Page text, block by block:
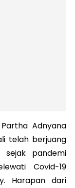
Adnyana
telah berjuang
sejak pandemi
Covid-19
Harapan dari